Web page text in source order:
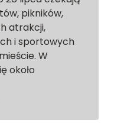
pikników,
atrakcji,
i sportowych
W
około